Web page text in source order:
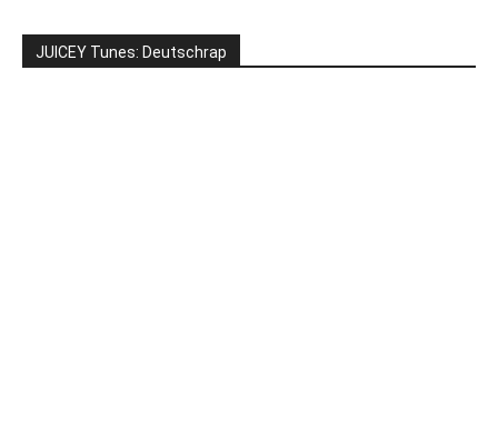
JUICEY Tunes: Deutschrap